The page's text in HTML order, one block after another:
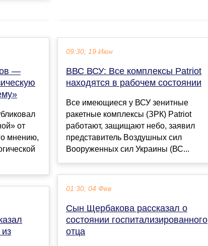
—
от
мнению,
09:30, 19 Июн
ВВС ВСУ: Все комплексы Patriot
находятся в рабочем состоянии
Все имеющиеся у ВСУ зенитные
ракетные комплексы (ЗРК) Patriot
работают, защищают небо, заявил
представитель Воздушных сил
Вооруженных сил Украины (ВС...
01:30, 04 Фев
Сын Щербакова рассказал о
состоянии госпитализированного
отца